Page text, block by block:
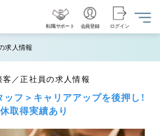
転職サポート 会員登録 ログイン
求人情報
／正社員の求人情報
フ＞キャリアアップを後押し！
取得実績あり